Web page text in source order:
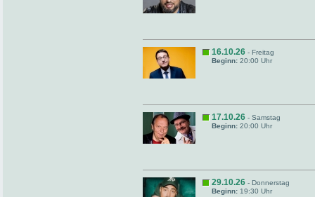
16.10.26 - Freitag
Beginn: 20:00 Uhr
17.10.26 - Samstag
Beginn: 20:00 Uhr
29.10.26 - Donnerstag
Beginn: 19:30 Uhr